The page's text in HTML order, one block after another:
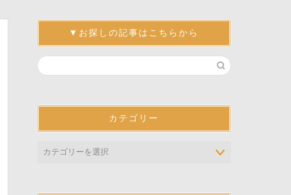
▼お探しの記事はこちらから
カテゴリー